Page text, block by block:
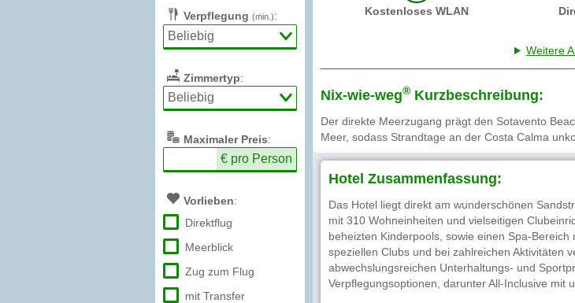
Verpflegung (min.):
Zimmertyp:
Maximaler Preis:
€ pro Person
Vorlieben:
Direktflug
Meerblick
Zug zum Flug
mit Transfer
Kostenloses WLAN
Weitere
Nix-wie-weg® Kurzbeschreibung:
Der direkte Meerzugang prägt den Sotavento
Meer, sodass Strandtage an der Costa Calma
Hotel Zusammenfassung:
Das Hotel liegt direkt am wunderschönen
mit 310 Wohneinheiten und vielseitigen
beheizten Kinderpools, sowie einen Spa-
speziellen Clubs und bei zahlreichen Aktivitäten
abwechslungsreichen Unterhaltungs- und
Verpflegungsoptionen, darunter All-Inclusive mit